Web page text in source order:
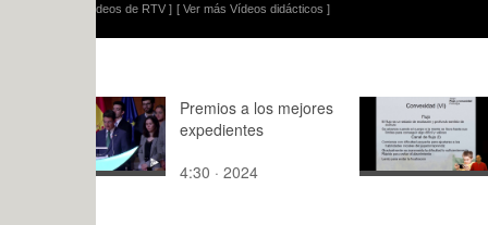
[ Ver más Vídeos didácticos ]
Premios a los mejores
expedientes
4:30 · 2024
Flujo,
psicología
20:32 ·